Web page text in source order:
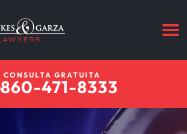
CONSULTA GRATUITA
860-471-8333